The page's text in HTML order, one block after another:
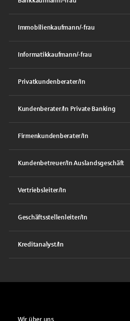
Immobilienkaufmann/-frau
Informatikkaufmann/-frau
Privatkundenberater/In
Kundenberater/In Private Banking
Firmenkundenberater/In
Kundenbetreuer/In Auslandsgeschäft
Vertriebsleiter/In
Geschäftsstellenleiter/In
Kreditanalyst/In
Wir über uns